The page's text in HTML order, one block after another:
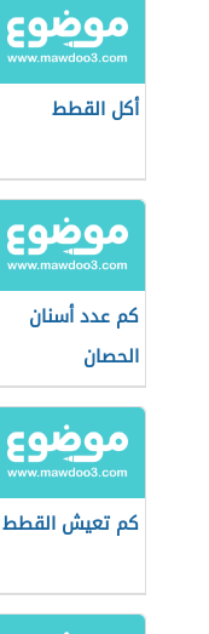
أكل القطط
كم عدد أسنان
الحصان
كم تعيش القطط